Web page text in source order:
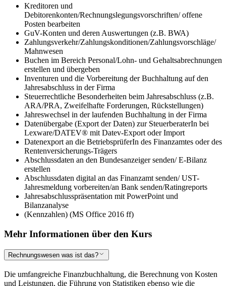
Kreditoren und
Debitorenkonten/Rechnungslegungsvorschriften/ offene
Posten bearbeiten
GuV-Konten und deren Auswertungen (z.B. BWA)
Zahlungsverkehr/Zahlungskonditionen/Zahlungsvorschläge/
Mahnwesen
Buchen im Bereich Personal/Lohn- und Gehaltsabrechnungen
erstellen und übergeben
Inventuren und die Vorbereitung der Buchhaltung auf den
Jahresabschluss in der Firma
Steuerrechtliche Besonderheiten beim Jahresabschluss (z.B.
ARA/PRA, Zweifelhafte Forderungen, Rückstellungen)
Jahreswechsel in der laufenden Buchhaltung in der Firma
Datenübergabe (Export der Daten) zur SteuerberaterIn bei
Lexware/DATEV® mit Datev-Export oder Import
Datenexport an die BetriebsprüferIn des Finanzamtes oder des
Rentenversicherungs-Trägers
Abschlussdaten an den Bundesanzeiger senden/ E-Bilanz
erstellen
Abschlussdaten digital an das Finanzamt senden/ UST-
Jahresmeldung vorbereiten/an Bank senden/Ratingreports
Jahresabschlusspräsentation mit PowerPoint und
Bilanzanalyse
(Kennzahlen) (MS Office 2016 ff)
Mehr Informationen über den Kurs
Rechnungswesen was ist das?
Die umfangreiche Finanzbuchhaltung, die Berechnung von Kosten
und Leistungen, die Führung von Statistiken ebenso wie die